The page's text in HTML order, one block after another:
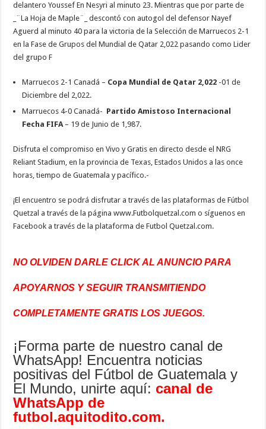
delantero Youssef En Nesyri al minuto 23. Mientras que por parte de
_¨La Hoja de Maple¨_ descontó con autogol del defensor Nayef
Aguerd al minuto 40 para la victoria de la Selección de Marruecos 2-1
en la Fase de Grupos del Mundial de Qatar 2,022 pasando como Lider
del grupo F
Marruecos 2-1 Canadá – Copa Mundial de Qatar 2,022 -01 de
Diciembre del 2,022.
Marruecos 4-0 Canadá- Partido Amistoso Internacional
Fecha FIFA – 19 de Junio de 1,987.
Disfruta el compromiso en Vivo y Gratis en directo desde el NRG
Reliant Stadium, en la provincia de Texas, Estados Unidos a las once
horas, tiempo de Guatemala y pacífico.-
¡El encuentro se podrá disfrutar a través de las plataformas de Fútbol
Quetzal a través de la página www.Futbolquetzal.com o síguenos en
Facebook a través de la plataforma de Futbol Quetzal.com.
NO OLVIDEN DARLE CLICK AL ANUNCIO PARA
APOYARNOS Y SEGUIR TRANSMITIENDO
COMPLETAMENTE GRATIS LOS JUEGOS.
¡Forma parte de nuestro canal de
WhatsApp! Encuentra noticias
positivas del Fútbol de Guatemala y
El Mundo, unirte aquí: canal de
WhatsApp de
futbol.aquitodito.com.